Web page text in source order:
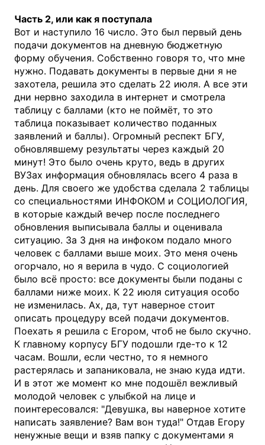
Часть 2, или как я поступала
Вот и наступило 16 число. Это был первый день
подачи документов на дневную бюджетную
форму обучения. Собственно говоря то, что мне
нужно. Подавать документы в первые дни я не
захотела, решила это сделать 22 июля. А все эти
дни нервно заходила в интернет и смотрела
таблицу с баллами (кто не поймёт, то это
таблица показывает количество поданных
заявлений и баллы). Огромный респект БГУ,
обновлявшему результаты через каждый 20
минут! Это было очень круто, ведь в других
ВУЗах информация обновлялась всего 4 раза в
день. Для своего же удобства сделала 2 таблицы
со специальностями ИНФОКОМ и СОЦИОЛОГИЯ,
в которые каждый вечер после последнего
обновления выписывала баллы и оценивала
ситуацию. За 3 дня на инфоком подало много
человек с баллами выше моих. Это меня очень
огорчало, но я верила в чудо. С социологией
было всё просто: все документы были поданы с
баллами ниже моих. К 22 июля ситуация особо
не изменилась. Ах, да, тут наверное стоит
описать процедуру всей подачи документов.
Поехать я решила с Егором, чтоб не было скучно.
К главному корпусу БГУ подошли где-то к 12
часам. Вошли, если честно, то я немного
растерялась и запаниковала, не знаю куда идти.
И в этот же момент ко мне подошёл вежливый
молодой человек с улыбкой на лице и
поинтересовался: "Девушка, вы наверное хотите
написать заявление? Вам вон туда!" Отдав Егору
ненужные вещи и взяв папку с документами я